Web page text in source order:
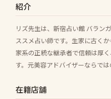
紹介
リズ先生は、新宿占い館 バラン
ススメ占い師です。生家に古く
家系の正統な継承者で信頼は厚
す。元美容アドバイザーならでは
在籍店舗